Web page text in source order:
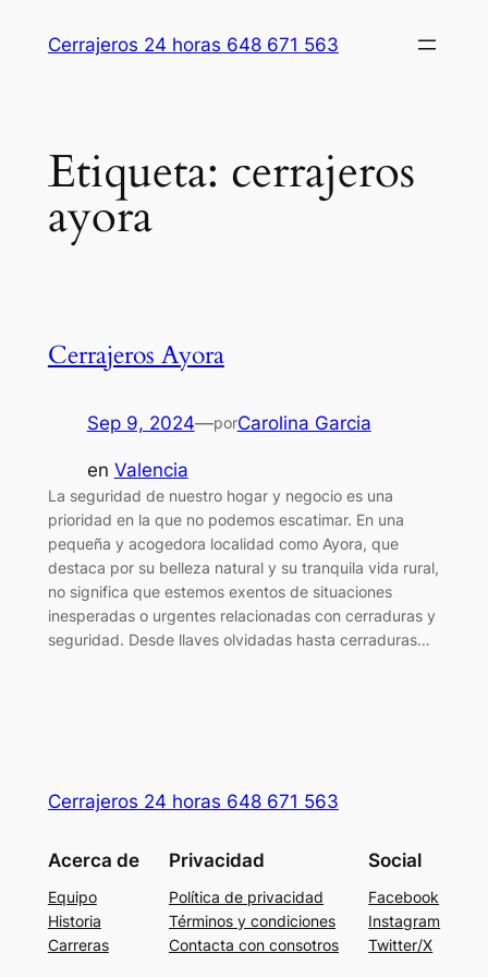
Cerrajeros 24 horas 648 671 563
Etiqueta: cerrajeros
ayora
Cerrajeros Ayora
Sep 9, 2024—porCarolina Garcia
en Valencia
La seguridad de nuestro hogar y negocio es una
prioridad en la que no podemos escatimar. En una
pequeña y acogedora localidad como Ayora, que
destaca por su belleza natural y su tranquila vida rural,
no significa que estemos exentos de situaciones
inesperadas o urgentes relacionadas con cerraduras y
seguridad. Desde llaves olvidadas hasta cerraduras…
Cerrajeros 24 horas 648 671 563
Acerca de
Equipo
Historia
Carreras
Privacidad
Política de privacidad
Términos y condiciones
Contacta con consotros
Social
Facebook
Instagram
Twitter/X